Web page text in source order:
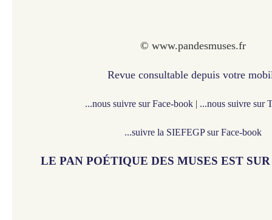
© www.pandesmuses.fr
Revue consultable depuis votre
...nous suivre sur Face-book| ...nous suivre sur
...suivre la SIEFEGP sur Face-book
LE PAN POÉTIQUE DES MUSES EST